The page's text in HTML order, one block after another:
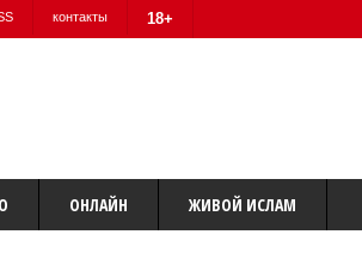
контакты 18+
ОНЛАЙН ЖИВОЙ ИСЛАМ